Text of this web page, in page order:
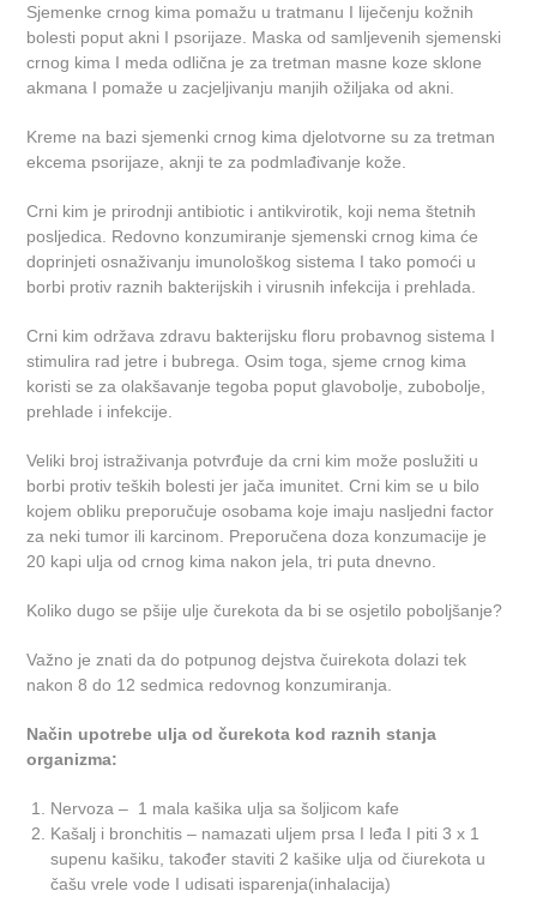
Sjemenke crnog kima pomažu u tratmanu I liječenju kožnih
bolesti poput akni I psorijaze. Maska od samljevenih sjemenski
crnog kima I meda odlična je za tretman masne koze sklone
akmana I pomaže u zacjeljivanju manjih ožiljaka od akni.
Kreme na bazi sjemenki crnog kima djelotvorne su za tretman
ekcema psorijaze, aknji te za podmlađivanje kože.
Crni kim je prirodnji antibiotic i antikvirotik, koji nema štetnih
posljedica. Redovno konzumiranje sjemenski crnog kima će
doprinjeti osnaživanju imunološkog sistema I tako pomoći u
borbi protiv raznih bakterijskih i virusnih infekcija i prehlada.
Crni kim održava zdravu bakterijsku floru probavnog sistema I
stimulira rad jetre i bubrega. Osim toga, sjeme crnog kima
koristi se za olakšavanje tegoba poput glavobolje, zubobolje,
prehlade i infekcije.
Veliki broj istraživanja potvrđuje da crni kim može poslužiti u
borbi protiv teških bolesti jer jača imunitet. Crni kim se u bilo
kojem obliku preporučuje osobama koje imaju nasljedni factor
za neki tumor ili karcinom. Preporučena doza konzumacije je
20 kapi ulja od crnog kima nakon jela, tri puta dnevno.
Koliko dugo se pšije ulje čurekota da bi se osjetilo poboljšanje?
Važno je znati da do potpunog dejstva čuirekota dolazi tek
nakon 8 do 12 sedmica redovnog konzumiranja.
Način upotrebe ulja od čurekota kod raznih stanja
organizma:
Nervoza – 1 mala kašika ulja sa šoljicom kafe
Kašalj i bronchitis – namazati uljem prsa I leđa I piti 3 x 1
supenu kašiku, također staviti 2 kašike ulja od čiurekota u
čašu vrele vode I udisati isparenja(inhalacija)